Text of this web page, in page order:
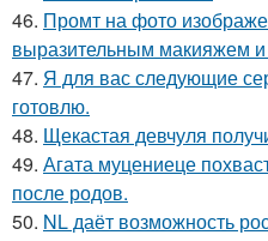
46. Промт на фото
выразительным макияжем и
47. Я для вас следующие
готовлю.
48. Щекастая девчуля
49. Агата муцениеце
после родов.
50. NL даёт возможность